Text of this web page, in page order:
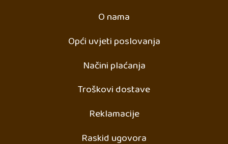
O nama
Opći uvjeti poslovanja
Načini plaćanja
Troškovi dostave
Reklamacije
Raskid ugovora